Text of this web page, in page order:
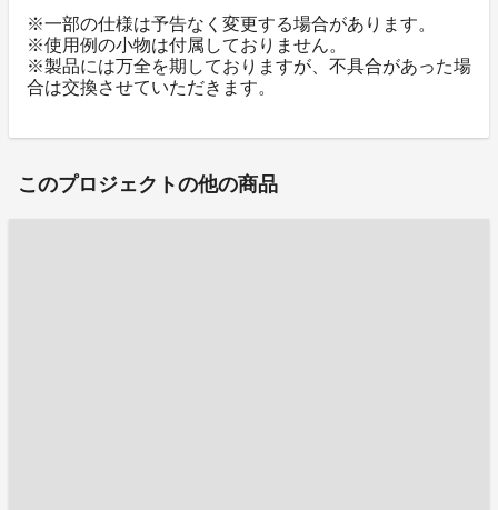
※一部の仕様は予告なく変更する場合があります。
※使用例の小物は付属しておりません。
※製品には万全を期しておりますが、不具合があった場
合は交換させていただきます。
このプロジェクトの他の商品